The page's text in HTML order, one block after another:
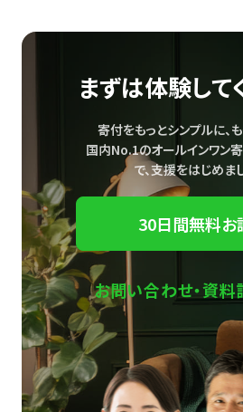
まずは体験して
寄付をもっとシンプルに、
国内No.1のオールインワン
で、支援をはじめまし
30日間無料お
お問い合わせ・資料